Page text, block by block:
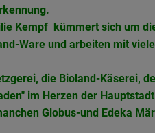
Kempf kümmert sich um
Ware und arbeiten mit
die Bioland-Käserei,
im Herzen der
Globus-und Edeka